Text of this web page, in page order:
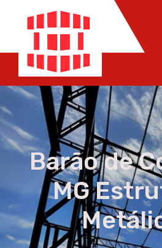
NOME *
E-MAIL *
TELEFONE *